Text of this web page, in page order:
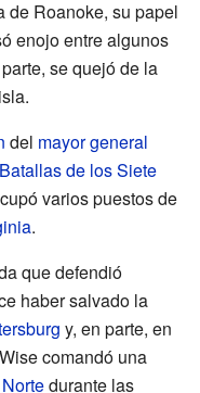
de Roanoke, su papel
enojo entre algunos
se quejó de la
del mayor general
Batallas de los Siete
varios puestos de
.
que defendió
haber salvado la
y, en parte, en
comandó una
durante las